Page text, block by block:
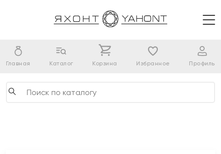
Главная Каталог Корзина Избранное Профиль